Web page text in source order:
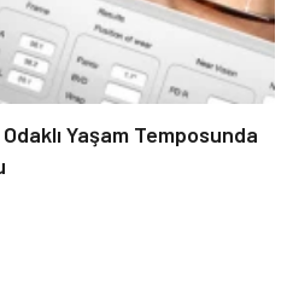
Yaşam Temposunda